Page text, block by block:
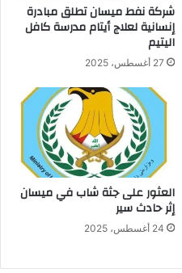
شركة نفط ميسان تطلق مبادرة
إنسانية لعلاج أيتام مدرسة كافل
اليتيم
27 أغسطس، 2025
العثور على جثة شاب في ميسان
إثر حادث سير
24 أغسطس، 2025